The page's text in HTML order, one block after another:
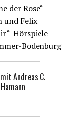
der Rose“-
und Felix
Hörspiele
Bodenburg
Andreas C.